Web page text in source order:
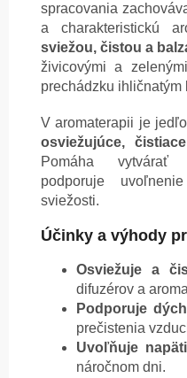
spracovania
a charakteristickú
sviežou, čistou a
živicovými a
prechádzku ihličnatým
V aromaterapii je
osviežujúce,
Pomáha vytvárať
podporuje
sviežosti.
Účinky a výhody
Osviežuje a
difuzérov a
Podporuje
prečistenia
Uvoľňuje
náročnom dni.